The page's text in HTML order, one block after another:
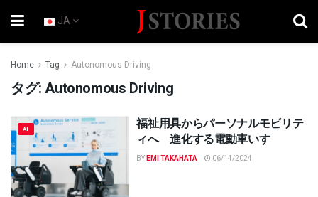
JA
Home Tag Autonomous Driving
タグ:Autonomous Driving
AI
福祉用具からパーソナルモビリテ
ィへ 進化する電動車いす
BYEMI TAKAHATA 06/14/2024